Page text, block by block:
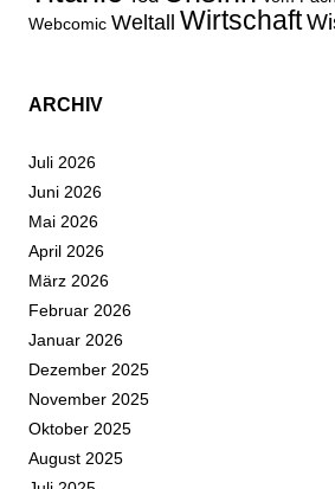
Webcomic Weltall Wirtschaft
ARCHIV
Juli 2026
Juni 2026
Mai 2026
April 2026
März 2026
Februar 2026
Januar 2026
Dezember 2025
November 2025
Oktober 2025
August 2025